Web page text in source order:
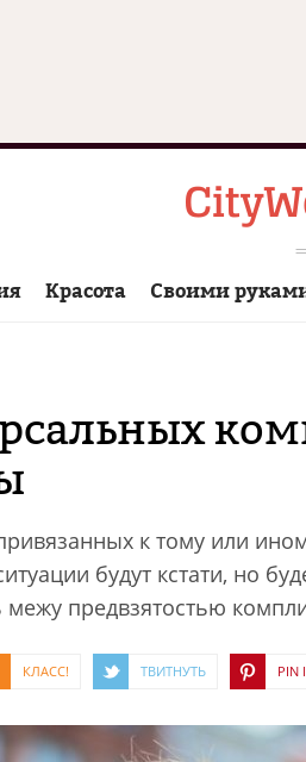
Красота Своими
к тому или
будут кстати, но
межу предвзятостью
КЛАСС! ТВИТНУТЬ PIN